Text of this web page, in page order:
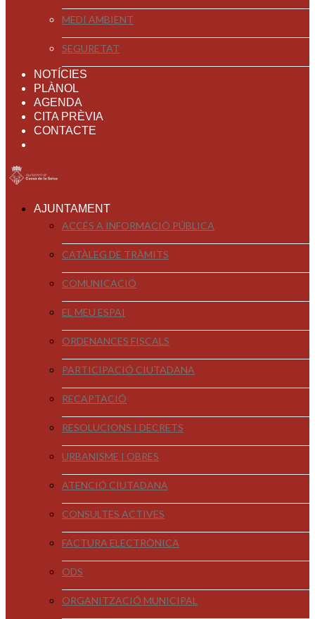
MEDI AMBIENT
SEGURETAT
NOTÍCIES
PLÀNOL
AGENDA
CITA PRÈVIA
CONTACTE
AJUNTAMENT
ACCÉS A INFORMACIÓ PÚBLICA
CATÀLEG DE TRÀMITS
COMUNICACIÓ
EL MEU ESPAI
ORDENANCES FISCALS
PARTICIPACIÓ CIUTADANA
RECAPTACIÓ
RESOLUCIONS I DECRETS
URBANISME I OBRES
ATENCIÓ CIUTADANA
CONSULTES ACTIVES
FACTURA ELECTRÒNICA
ODS
ORGANITZACIÓ MUNICIPAL